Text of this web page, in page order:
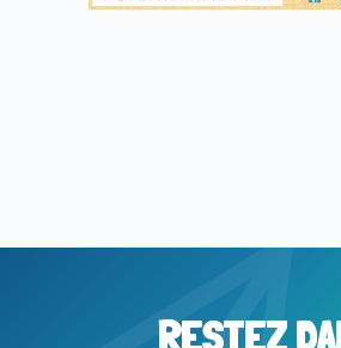
RESTEZ